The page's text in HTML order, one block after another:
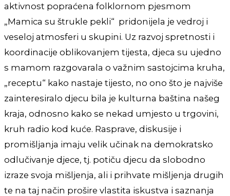
aktivnost popraćena folklornom pjesmom
„Mamica su štrukle pekli“ pridonijela je vedroj i
veseloj atmosferi u skupini. Uz razvoj spretnosti i
koordinacije oblikovanjem tijesta, djeca su ujedno
s mamom razgovarala o važnim sastojcima kruha,
„receptu“ kako nastaje tijesto, no ono što je najviše
zainteresiralo djecu bila je kulturna baština našeg
kraja, odnosno kako se nekad umjesto u trgovini,
kruh radio kod kuće. Rasprave, diskusije i
promišljanja imaju velik učinak na demokratsko
odlučivanje djece, tj. potiču djecu da slobodno
izraze svoja mišljenja, ali i prihvate mišljenja drugih
te na taj način prošire vlastita iskustva i saznanja